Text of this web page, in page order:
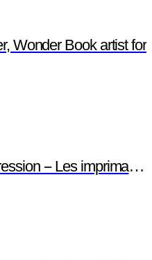
Wonder Book artist for
-- Les imprimantes NFC